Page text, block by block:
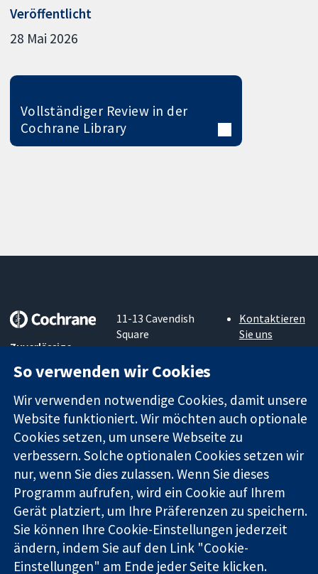
Veröffentlicht
28 Mai 2026
Vollständiger Review in der
Cochrane Library
Zuverlässige
Informierte
Entscheidungen
Bessere
Gesundheit
11-13 Cavendish
Square
London
W1G0AN
Vereinigtes
Königreich
Kontaktieren
Sie uns
Neuigkeiten
Cochrane
Library
Die Cochrane Collaboration ist eine gemeinützige Organisation
(Nr. 1045921) und in England und in Wales als eine Gesellschaft
mit beschränkter Haftung (Nr. 03044323) registriert.
Umsatzsteuer-Identifikationsnummer GB 718 2127 49.
Copyright © 2026 The Cochrane Collaboration
So verwenden wir Cookies
Wir verwenden notwendige Cookies, damit unsere
Website funktioniert. Wir möchten auch optionale
Cookies setzen, um unsere Webseite zu
verbessern. Solche optionalen Cookies setzen wir
nur, wenn Sie dies zulassen. Wenn Sie dieses
Programm aufrufen, wird ein Cookie auf Ihrem
Gerät platziert, um Ihre Präferenzen zu speichern.
Sie können Ihre Cookie-Einstellungen jederzeit
ändern, indem Sie auf den Link "Cookie-
Einstellungen" am Ende jeder Seite klicken.